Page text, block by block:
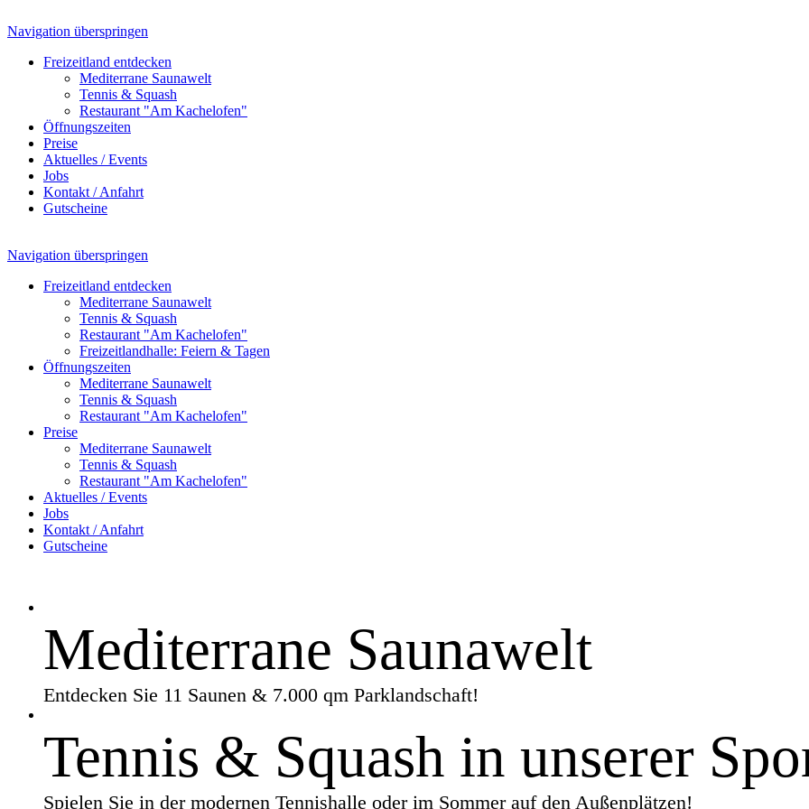
Navigation überspringen
Freizeitland entdecken
Mediterrane Saunawelt
Tennis & Squash
Restaurant "Am Kachelofen"
Öffnungszeiten
Preise
Aktuelles / Events
Jobs
Kontakt / Anfahrt
Gutscheine
Navigation überspringen
Freizeitland entdecken
Mediterrane Saunawelt
Tennis & Squash
Restaurant "Am Kachelofen"
Freizeitlandhalle: Feiern & Tagen
Öffnungszeiten
Mediterrane Saunawelt
Tennis & Squash
Restaurant "Am Kachelofen"
Preise
Mediterrane Saunawelt
Tennis & Squash
Restaurant "Am Kachelofen"
Aktuelles / Events
Jobs
Kontakt / Anfahrt
Gutscheine
Mediterrane Saunawelt
Entdecken Sie 11 Saunen & 7.000 qm Parklandschaft!
Tennis & Squash in unserer
Spielen Sie in der modernen Tennishalle oder im Sommer auf den Außenplätzen!